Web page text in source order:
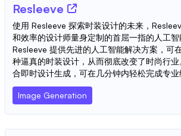
Resleeve
使用 Resleeve 探索时装设计的未来，
和效率的设计师量身定制的首屈一指的人工智
Resleeve 提供先进的人工智能解决方案，可
种逼真的时装设计，从而彻底改变了时尚行
合即时设计生成，可在几分钟内轻松完成专
Image Generation